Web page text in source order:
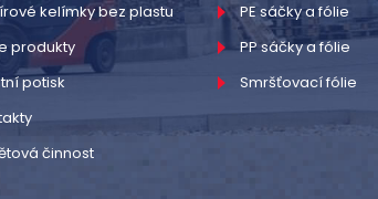
kelímky bez plastu
produkty
potisk
činnost
PE sáčky a fólie
PP sáčky a fólie
Smršťovací fólie